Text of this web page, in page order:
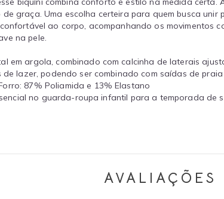
graça. Uma escolha certeira para quem busca
ao corpo, acompanhando os movimentos
na pele.
em argola, combinado com calcinha de laterais
lazer, podendo ser combinado com saídas de
87% Poliamida e 13% Elastano
no guarda-roupa infantil para a temporada
AVALIAÇÕES